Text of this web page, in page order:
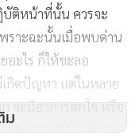
ฏิบัติหน้าที่นั้น ควรจะ
ราะฉะนั้นเมื่อพบด่าน
อะไร ก็ให้ชะลอ
เกิดปัญหา แต่ในหลาย
จะมีอาการตกใจ หรือ
กิดเหตุการณ์ไม่คาด
ม